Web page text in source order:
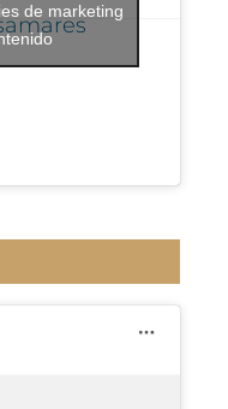
de marketing